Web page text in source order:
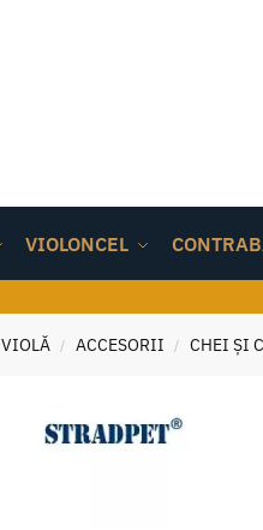
VIOLONCEL
VIOLĂ / ACCESORII / CHEI ȘI